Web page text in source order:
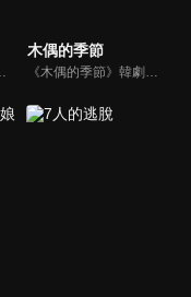
的腦疾病事件，演繹一齣腦科學刑偵喜劇故事。
木偶的季節
《木偶的季節》韓劇線上看。死神「木偶」，每隔99年便要到人間休假一次，他附身在跟自己長得一模一樣的人類身上，並遇上了擁有神秘能力的女醫「韓季節」，展開奇幻、逗趣的浪漫愛情。